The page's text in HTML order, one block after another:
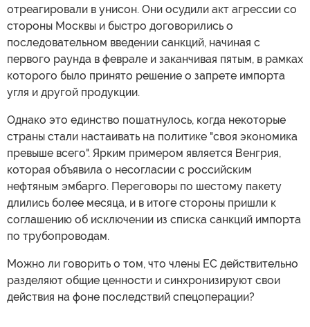
отреагировали в унисон. Они осудили акт агрессии со
стороны Москвы и быстро договорились о
последовательном введении санкций, начиная с
первого раунда в феврале и заканчивая пятым, в рамках
которого было принято решение о запрете импорта
угля и другой продукции.
Однако это единство пошатнулось, когда некоторые
страны стали настаивать на политике "своя экономика
превыше всего". Ярким примером является Венгрия,
которая объявила о несогласии с российским
нефтяным эмбарго. Переговоры по шестому пакету
длились более месяца, и в итоге стороны пришли к
соглашению об исключении из списка санкций импорта
по трубопроводам.
Можно ли говорить о том, что члены ЕС действительно
разделяют общие ценности и синхронизируют свои
действия на фоне последствий спецоперации?